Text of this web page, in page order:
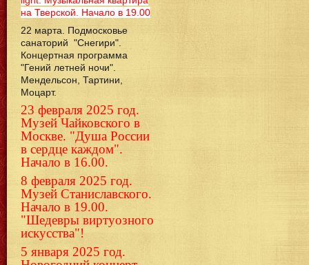
на Тверской. Начало в 19.00
22 марта. Подмосковье
санаторий "Снегири".
Концертная программа
"Гений летней ночи".
Мендельсон, Тартини,
Моцарт.
23 февраля 2025 год.
Музей Чайковского в
Москве. "Душа России
в сердце каждом".
Начало в 16.00.
8 февраля 2025 год.
Музей Станиславского.
Начало в 19.00.
"Шедевры виртуозного
искусства"!
5 января 2025 год.